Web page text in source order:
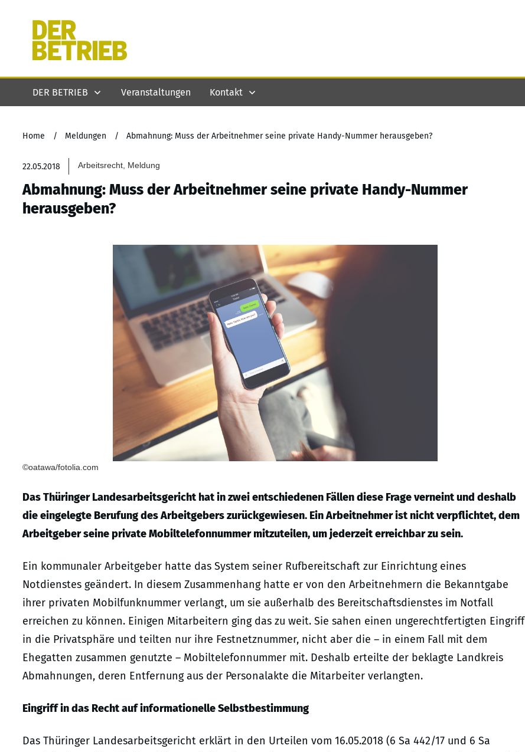
DER BETRIEB Veranstaltungen Kontakt
Home / Meldungen / Abmahnung: Muss der Arbeitnehmer seine private Handy-Nummer herausgeben?
22.05.2018 Arbeitsrecht, Meldung
Abmahnung: Muss der Arbeitnehmer seine private Handy-Nummer
herausgeben?
©oatawa/fotolia.com
Das Thüringer Landesarbeitsgericht hat in zwei entschiedenen Fällen diese Frage verneint und deshalb
die eingelegte Berufung des Arbeitgebers zurückgewiesen. Ein Arbeitnehmer ist nicht verpflichtet, dem
Arbeitgeber seine private Mobiltelefonnummer mitzuteilen, um jederzeit erreichbar zu sein.
Ein kommunaler Arbeitgeber hatte das System seiner Rufbereitschaft zur Einrichtung eines
Notdienstes geändert. In diesem Zusammenhang hatte er von den Arbeitnehmern die Bekanntgabe
ihrer privaten Mobilfunknummer verlangt, um sie außerhalb des Bereitschaftsdienstes im Notfall
erreichen zu können. Einigen Mitarbeitern ging das zu weit. Sie sahen einen ungerechtfertigten Eingriff
in die Privatsphäre und teilten nur ihre Festnetznummer, nicht aber die – in einem Fall mit dem
Ehegatten zusammen genutzte – Mobiltelefonnummer mit. Deshalb erteilte der beklagte Landkreis
Abmahnungen, deren Entfernung aus der Personalakte die Mitarbeiter verlangten.
Eingriff in das Recht auf informationelle Selbstbestimmung
Das Thüringer Landesarbeitsgericht erklärt in den Urteilen vom 16.05.2018 (6 Sa 442/17 und 6 Sa